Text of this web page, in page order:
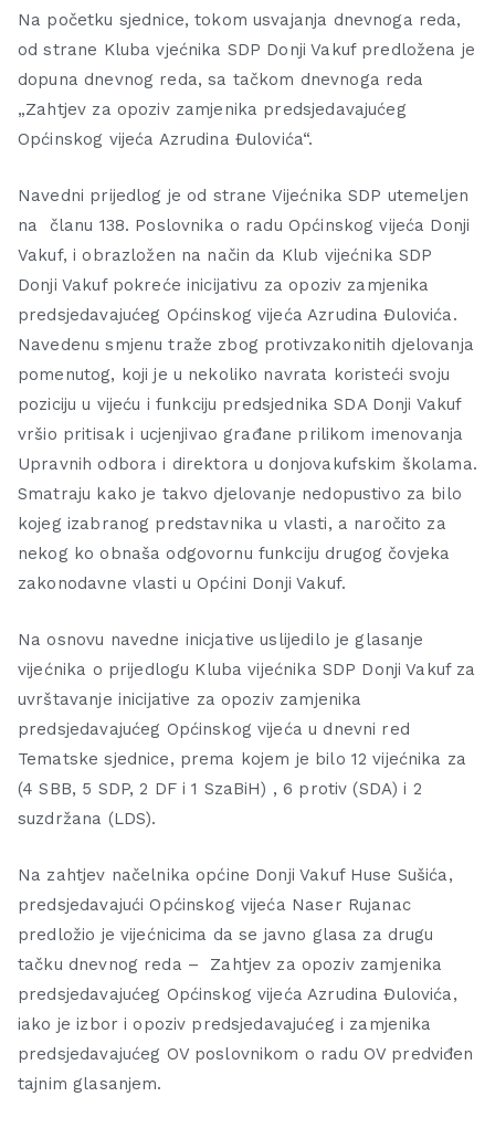
Na početku sjednice, tokom usvajanja dnevnoga reda,
od strane Kluba vjećnika SDP Donji Vakuf predložena je
dopuna dnevnog reda, sa tačkom dnevnoga reda
„Zahtjev za opoziv zamjenika predsjedavajućeg
Općinskog vijeća Azrudina Đulovića“.
Navedni prijedlog je od strane Vijećnika SDP utemeljen
na članu 138. Poslovnika o radu Općinskog vijeća Donji
Vakuf, i obrazložen na način da Klub vijećnika SDP
Donji Vakuf pokreće inicijativu za opoziv zamjenika
predsjedavajućeg Općinskog vijeća Azrudina Đulovića.
Navedenu smjenu traže zbog protivzakonitih djelovanja
pomenutog, koji je u nekoliko navrata koristeći svoju
poziciju u vijeću i funkciju predsjednika SDA Donji Vakuf
vršio pritisak i ucjenjivao građane prilikom imenovanja
Upravnih odbora i direktora u donjovakufskim školama.
Smatraju kako je takvo djelovanje nedopustivo za bilo
kojeg izabranog predstavnika u vlasti, a naročito za
nekog ko obnaša odgovornu funkciju drugog čovjeka
zakonodavne vlasti u Općini Donji Vakuf.
Na osnovu navedne inicjative uslijedilo je glasanje
vijećnika o prijedlogu Kluba vijećnika SDP Donji Vakuf za
uvrštavanje inicijative za opoziv zamjenika
predsjedavajućeg Općinskog vijeća u dnevni red
Tematske sjednice, prema kojem je bilo 12 vijećnika za
(4 SBB, 5 SDP, 2 DF i 1 SzaBiH) , 6 protiv (SDA) i 2
suzdržana (LDS).
Na zahtjev načelnika općine Donji Vakuf Huse Sušića,
predsjedavajući Općinskog vijeća Naser Rujanac
predložio je vijećnicima da se javno glasa za drugu
tačku dnevnog reda – Zahtjev za opoziv zamjenika
predsjedavajućeg Općinskog vijeća Azrudina Đulovića,
iako je izbor i opoziv predsjedavajućeg i zamjenika
predsjedavajućeg OV poslovnikom o radu OV predviđen
tajnim glasanjem.